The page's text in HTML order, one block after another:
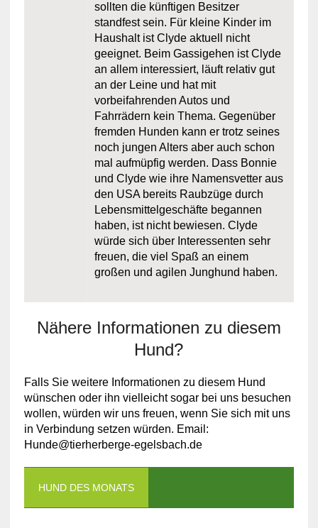
sollten die künftigen Besitzer
standfest sein. Für kleine Kinder im
Haushalt ist Clyde aktuell nicht
geeignet. Beim Gassigehen ist Clyde
an allem interessiert, läuft relativ gut
an der Leine und hat mit
vorbeifahrenden Autos und
Fahrrädern kein Thema. Gegenüber
fremden Hunden kann er trotz seines
noch jungen Alters aber auch schon
mal aufmüpfig werden. Dass Bonnie
und Clyde wie ihre Namensvetter aus
den USA bereits Raubzüge durch
Lebensmittelgeschäfte begannen
haben, ist nicht bewiesen. Clyde
würde sich über Interessenten sehr
freuen, die viel Spaß an einem
großen und agilen Junghund haben.
Nähere Informationen zu diesem
Hund?
Falls Sie weitere Informationen zu diesem Hund
wünschen oder ihn vielleicht sogar bei uns besuchen
wollen, würden wir uns freuen, wenn Sie sich mit uns
in Verbindung setzen würden. Email:
Hunde@tierherberge-egelsbach.de
HUND DES MONATS